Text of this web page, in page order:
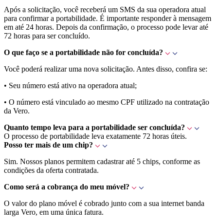
Após a solicitação, você receberá um SMS da sua operadora atual
para confirmar a portabilidade. É importante responder à mensagem
em até 24 horas. Depois da confirmação, o processo pode levar até
72 horas para ser concluído.
O que faço se a portabilidade não for concluída?
Você poderá realizar uma nova solicitação. Antes disso, confira se:
• Seu número está ativo na operadora atual;
• O número está vinculado ao mesmo CPF utilizado na contratação
da Vero.
Quanto tempo leva para a portabilidade ser concluída?
O processo de portabilidade leva exatamente 72 horas úteis.
Posso ter mais de um chip?
Sim. Nossos planos permitem cadastrar até 5 chips, conforme as
condições da oferta contratada.
Como será a cobrança do meu móvel?
O valor do plano móvel é cobrado junto com a sua internet banda
larga Vero, em uma única fatura.